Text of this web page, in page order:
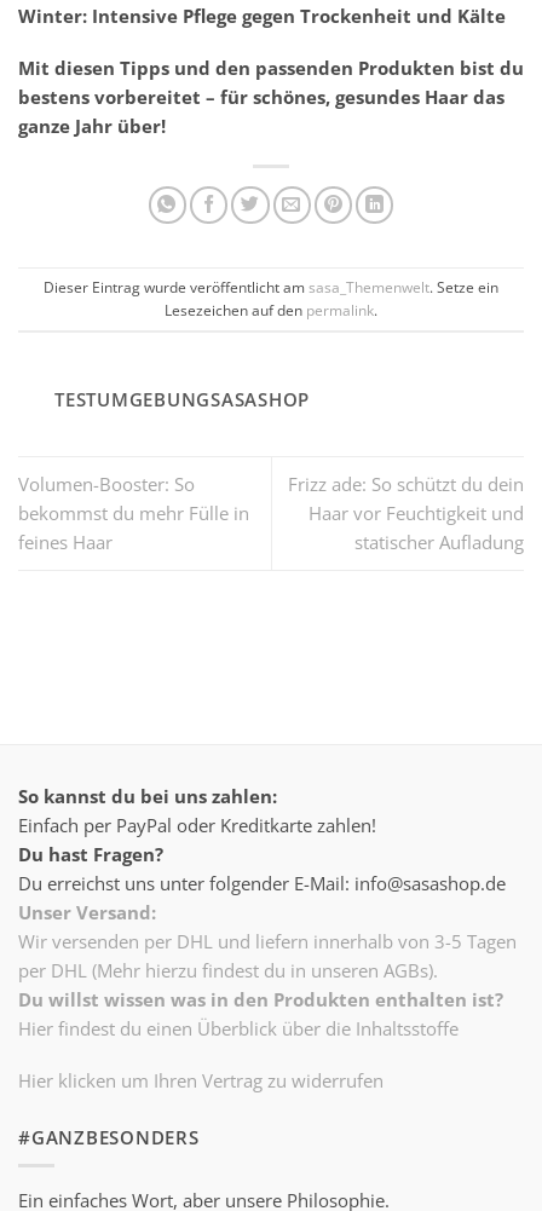
Winter: Intensive Pflege gegen Trockenheit und Kälte
Mit diesen Tipps und den passenden Produkten bist du
bestens vorbereitet – für schönes, gesundes Haar das
ganze Jahr über!
Dieser Eintrag wurde veröffentlicht amsasa_Themenwelt. Setze ein
Lesezeichen auf den permalink.
TESTUMGEBUNGSASASHOP
Volumen-Booster: So
bekommst du mehr Fülle in
feines Haar
Frizz ade: So schützt du dein
Haar vor Feuchtigkeit und
statischer Aufladung
So kannst du bei uns zahlen:
Einfach per PayPal oder Kreditkarte zahlen!
Du hast Fragen?
Du erreichst uns unter folgender E-Mail: info@sasashop.de
Unser Versand:
Wir versenden per DHL und liefern innerhalb von 3-5 Tagen
per DHL (Mehr hierzu findest du in unseren AGBs).
Du willst wissen was in den Produkten enthalten ist?
Hier findest du einen Überblick über die Inhaltsstoffe
Hier klicken um Ihren Vertrag zu widerrufen
#GANZBESONDERS
Ein einfaches Wort, aber unsere Philosophie.